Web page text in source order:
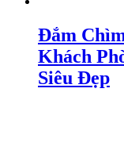
Đắm
Khách
Siêu Đẹp